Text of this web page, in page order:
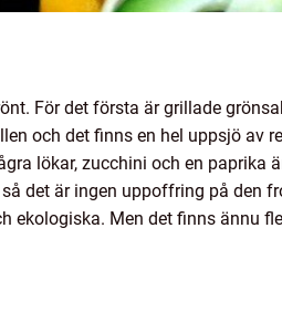
För det första är grillade
och det finns en hel uppsjö av
lökar, zucchini och en paprika
det är ingen uppoffring på den
ekologiska. Men det finns ännu